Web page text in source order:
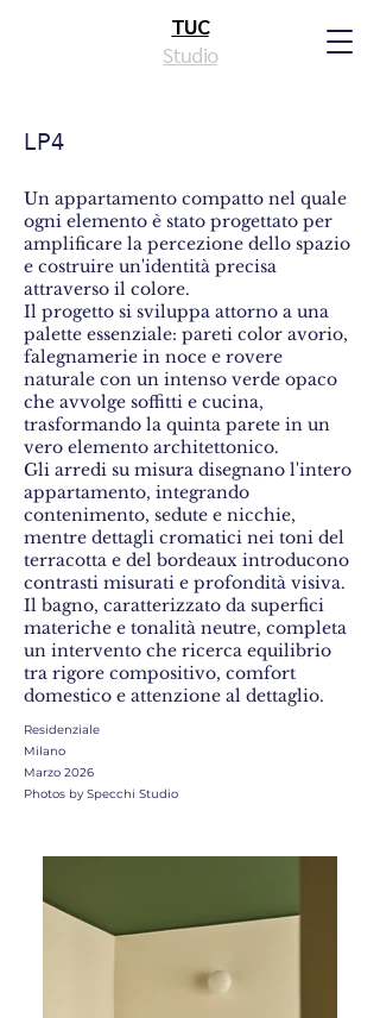
TUC
Studio
LP4
Un appartamento compatto nel quale
ogni elemento è stato progettato per
amplificare la percezione dello spazio
e costruire un'identità precisa
attraverso il colore.
Il progetto si sviluppa attorno a una
palette essenziale: pareti color avorio,
falegnamerie in noce e rovere
naturale con un intenso verde opaco
che avvolge soffitti e cucina,
trasformando la quinta parete in un
vero elemento architettonico.
Gli arredi su misura disegnano l'intero
appartamento, integrando
contenimento, sedute e nicchie,
mentre dettagli cromatici nei toni del
terracotta e del bordeaux introducono
contrasti misurati e profondità visiva.
Il bagno, caratterizzato da superfici
materiche e tonalità neutre, completa
un intervento che ricerca equilibrio
tra rigore compositivo, comfort
domestico e attenzione al dettaglio.
Residenziale
Milano
Marzo 2026
Photos by Specchi Studio